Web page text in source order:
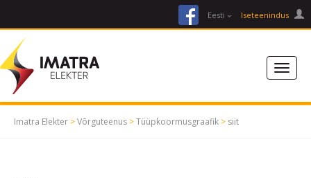
facebookEesti Iseteenindus
Imatra Elekter >Võrguteenus >Tüüpkoormusgraafik > siit